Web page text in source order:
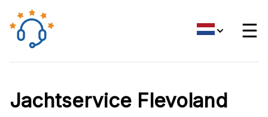
☰
Jachtservice Flevoland